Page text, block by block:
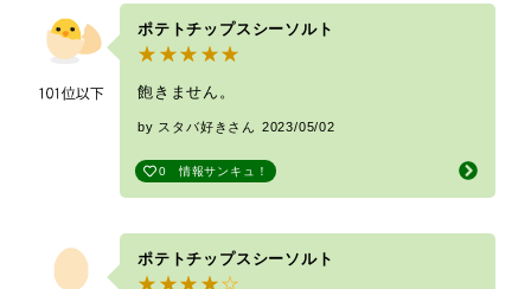
ポテトチップスシーソルト
飽きません。
by スタバ好きさん 2023/05/02
0 情報サンキュ！
ポテトチップスシーソルト